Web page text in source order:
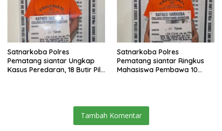
Satnarkoba Polres
Pematang siantar Ungkap
Kasus Peredaran, 18 Butir Pil
Satnarkoba Polres
Pematang siantar Ringkus
Mahasiswa Pembawa 10
Tambah Komentar